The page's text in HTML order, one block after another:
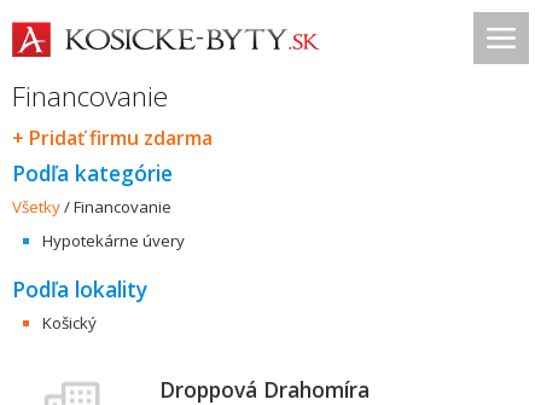
Financovanie
+ Pridať firmu zdarma
Podľa kategórie
Všetky/Financovanie
Hypotekárne úvery
Podľa lokality
Košický
Droppová Drahomíra